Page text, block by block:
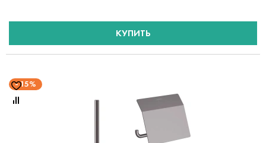
КУПИТЬ
15%